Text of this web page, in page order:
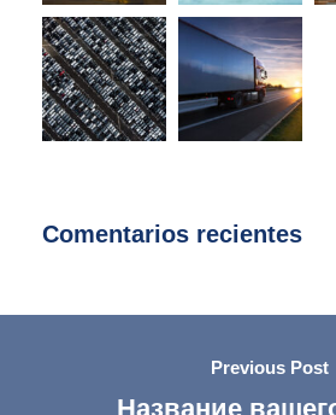
Comentarios recientes
Previous Post
Название